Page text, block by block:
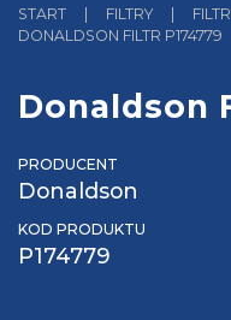
START | FILTRY |
DONALDSON FILTR P174779
Donaldson
PRODUCENT
Donaldson
KOD PRODUKTU
P174779